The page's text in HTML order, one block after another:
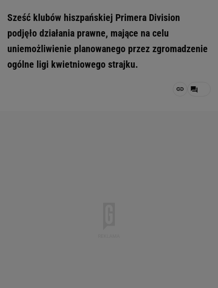
Sześć klubów hiszpańskiej Primera Division
podjęło działania prawne, mające na celu
uniemożliwienie planowanego przez zgromadzenie
ogólne ligi kwietniowego strajku.